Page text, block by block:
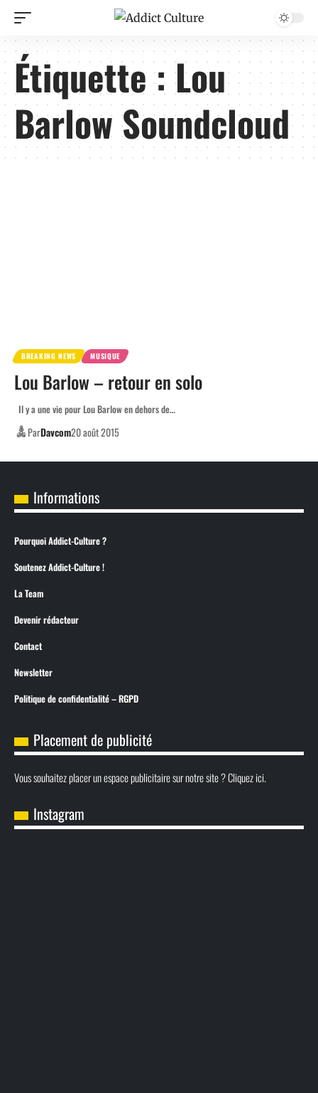
Étiquette :Lou
Barlow Soundcloud
BREAKING NEWS MUSIQUE
Lou Barlow – retour en solo
Il y a une vie pour Lou Barlow en dehors de…
ParDavcom20 août 2015
Informations
Pourquoi Addict-Culture ?
Soutenez Addict-Culture !
La Team
Devenir rédacteur
Contact
Newsletter
Politique de confidentialité – RGPD
Placement de publicité
Vous souhaitez placer un espace publicitaire sur notre site ? Cliquez ici.
Instagram